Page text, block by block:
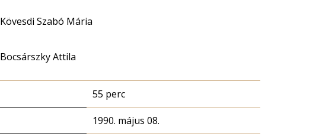
Kövesdi Szabó Mária
Bocsárszky Attila
55 perc
1990. május 08.